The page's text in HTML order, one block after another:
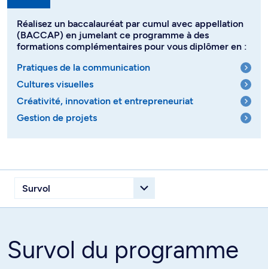
Réalisez un baccalauréat par cumul avec appellation
(BACCAP) en jumelant ce programme à des
formations complémentaires pour vous diplômer en :
Pratiques de la communication
Cultures visuelles
Créativité, innovation et entrepreneuriat
Gestion de projets
Survol du programme